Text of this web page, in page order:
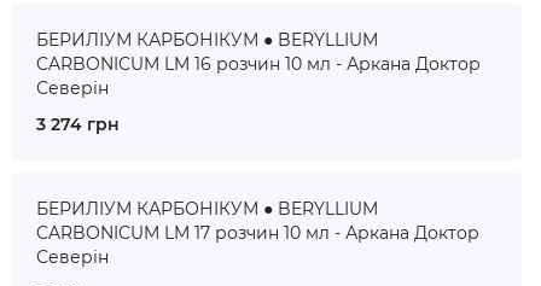
БЕРИЛІУМ КАРБОНІКУМ ● BERYLLIUM
CARBONICUM LM 16 розчин 10 мл - Аркана Доктор
Северін
3 274 грн
БЕРИЛІУМ КАРБОНІКУМ ● BERYLLIUM
CARBONICUM LM 17 розчин 10 мл - Аркана Доктор
Северін